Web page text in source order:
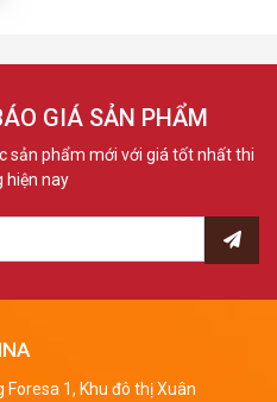
GIÁ SẢN PHẨM
sản phẩm mới với giá tốt nhất thi
hiện nay
Foresa 1, Khu đô thị Xuân